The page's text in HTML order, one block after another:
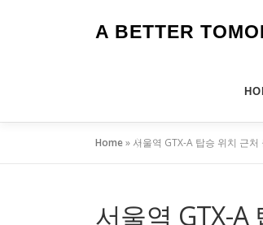
가
A BETTER
Home» 서울역 GTX-A 탑승 위치 근
서울역 GTX-